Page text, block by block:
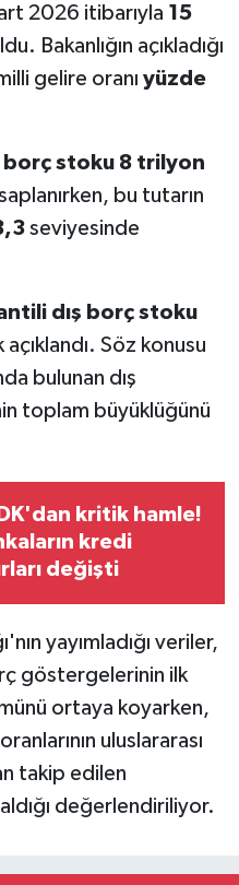
2026 itibarıyla 15
Bakanlığın açıkladığı
gelire oranı yüzde
borç stoku 8 trilyon
bu tutarın
seviyesinde
dış borç stoku
Söz konusu
bulunan dış
toplam büyüklüğünü
kritik hamle!
kredi
değişti
yayımladığı veriler,
göstergelerinin ilk
ortaya koyarken,
uluslararası
takip edilen
değerlendiriliyor.